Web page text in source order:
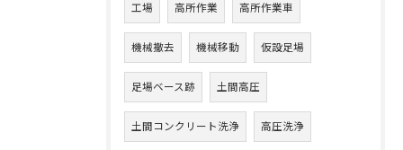
工場 高所作業 高所作業車
機械撤去 機械移動 仮設足場
足場ベース跡 土間高圧
土間コンクリート洗浄 高圧洗浄